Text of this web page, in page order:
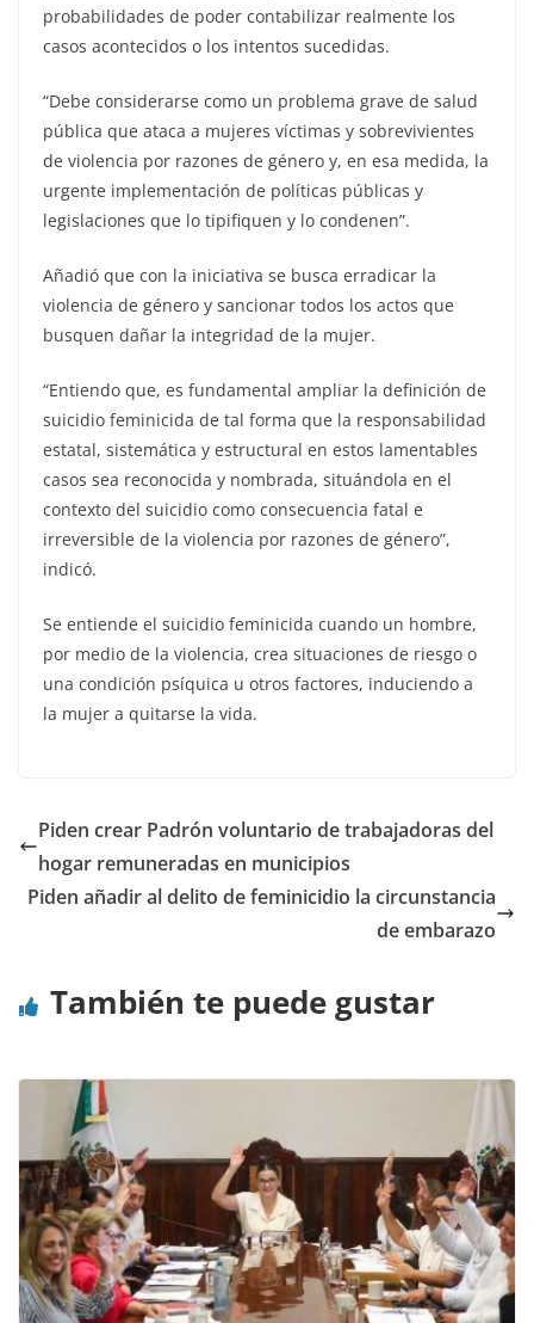
probabilidades de poder contabilizar realmente los
casos acontecidos o los intentos sucedidas.
“Debe considerarse como un problema grave de salud
pública que ataca a mujeres víctimas y sobrevivientes
de violencia por razones de género y, en esa medida, la
urgente implementación de políticas públicas y
legislaciones que lo tipifiquen y lo condenen”.
Añadió que con la iniciativa se busca erradicar la
violencia de género y sancionar todos los actos que
busquen dañar la integridad de la mujer.
“Entiendo que, es fundamental ampliar la definición de
suicidio feminicida de tal forma que la responsabilidad
estatal, sistemática y estructural en estos lamentables
casos sea reconocida y nombrada, situándola en el
contexto del suicidio como consecuencia fatal e
irreversible de la violencia por razones de género”,
indicó.
Se entiende el suicidio feminicida cuando un hombre,
por medio de la violencia, crea situaciones de riesgo o
una condición psíquica u otros factores, induciendo a
la mujer a quitarse la vida.
Piden crear Padrón voluntario de trabajadoras del
hogar remuneradas en municipios
Piden añadir al delito de feminicidio la circunstancia
de embarazo
También te puede gustar